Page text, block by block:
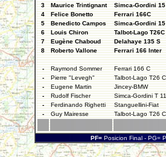
3
Maurice Trintignant Simca-Gordini 15
4
Felice Bonetto Ferrari 166C
5
Benedicto Campos Simca-Gordini 15
6
Louis Chiron Talbot-Lago T26C
7
Eugène Chaboud Delahaye 135 S
8
Roberto Vallone Ferrari 166 Inter
- Raymond Sommer Ferrari 166 C
-
Pierre "Levegh" Talbot-Lago T26 C
-
Eugene Martin Jincey-BMW
-
Rudolf Fischer Simca-Gordini T 11
-
Ferdinando Righetti Stanguellini-Fiat
-
Guy Mairesse Talbot-Lago T26 C
PF= Posicion Final - PG=